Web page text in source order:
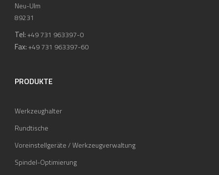
Neu-Ulm
89231
Tel:+49 731 963397-0
Fax:+49 731 963397-60
PRODUKTE
Werkzeughalter
Rundtische
Voreinstellgeräte / Werkzeugverwaltung
Spindel-Optimierung